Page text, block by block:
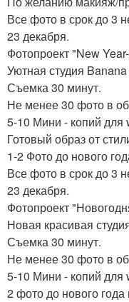
Все фото в срок до 3
23 декабря.
Фотопроект "New
Уютная студия
Съемка 30 минут.
Не менее 30 фото в
5-10 Мини - копий для
Готовый образ от
1-2 Фото до нового
Все фото в срок до 3
23 декабря.
Фотопроект
Новая красивая
Съемка 30 минут.
Не менее 30 фото в
5-10 Мини - копий для
2 фото до нового